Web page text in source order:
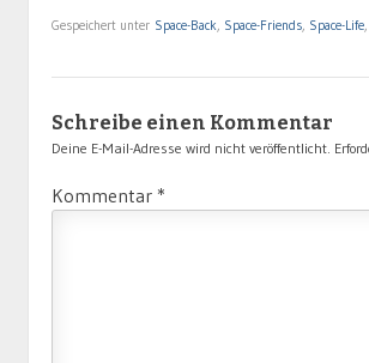
Gespeichert unter Space-Back, Space-Friends, Space-Life,
Schreibe einen Kommentar
Deine E-Mail-Adresse wird nicht veröffentlicht.
Kommentar *